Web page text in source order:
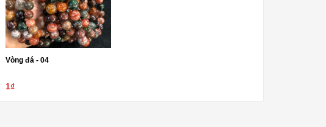
Vòng đá - 04
1₫